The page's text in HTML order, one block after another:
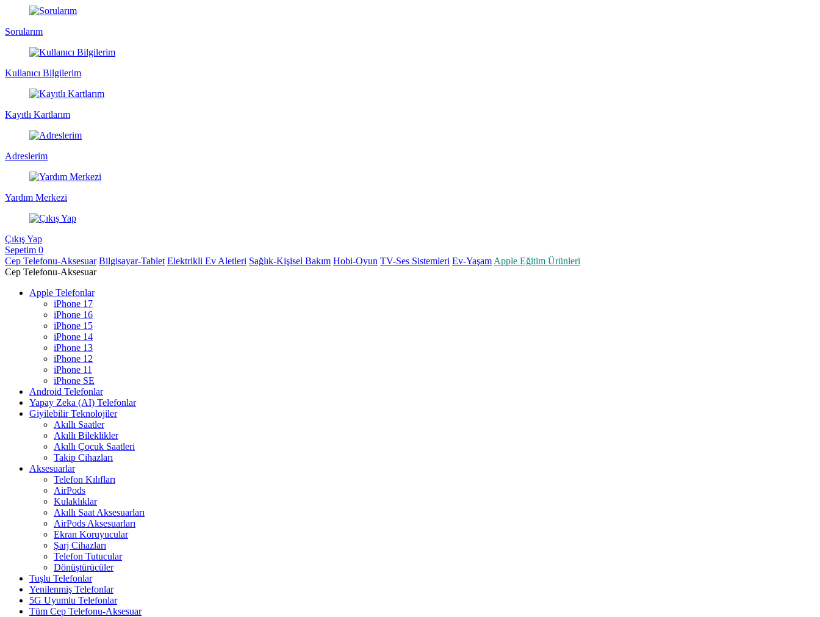
Sorularım
Kullanıcı Bilgilerim
Kayıtlı Kartlarım
Adreslerim
Yardım Merkezi
Çıkış Yap
Sepetim 0
Cep Telefonu-Aksesuar Bilgisayar-Tablet Elektrikli Ev Aletleri Sağlık-Kişisel Bakım Hobi-Oyun TV-Ses Sistemleri Ev-Yaşam Apple Eğitim Ürünleri
Cep Telefonu-Aksesuar
Apple Telefonlar
iPhone 17
iPhone 16
iPhone 15
iPhone 14
iPhone 13
iPhone 12
iPhone 11
iPhone SE
Android Telefonlar
Yapay Zeka (AI) Telefonlar
Giyilebilir Teknolojiler
Akıllı Saatler
Akıllı Bileklikler
Akıllı Çocuk Saatleri
Takip Cihazları
Aksesuarlar
Telefon Kılıfları
AirPods
Kulaklıklar
Akıllı Saat Aksesuarları
AirPods Aksesuarları
Ekran Koruyucular
Şarj Cihazları
Telefon Tutucular
Dönüştürücüler
Tuşlu Telefonlar
Yenilenmiş Telefonlar
5G Uyumlu Telefonlar
Tüm Cep Telefonu-Aksesuar